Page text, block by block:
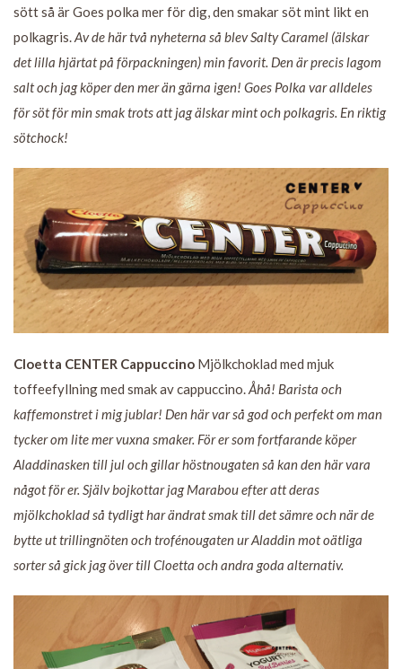
sött så är Goes polka mer för dig, den smakar söt mint likt en
polkagris.Av de här två nyheterna så blev Salty Caramel (älskar
det lilla hjärtat på förpackningen) min favorit. Den är precis lagom
salt och jag köper den mer än gärna igen! Goes Polka var alldeles
för söt för min smak trots att jag älskar mint och polkagris. En riktig
sötchock!
Cloetta CENTER Cappuccino Mjölkchoklad med mjuk
toffeefyllning med smak av cappuccino. Åhå! Barista och
kaffemonstret i mig jublar! Den här var så god och perfekt om man
tycker om lite mer vuxna smaker. För er som fortfarande köper
Aladdinasken till jul och gillar höstnougaten så kan den här vara
något för er. Själv bojkottar jag Marabou efter att deras
mjölkchoklad så tydligt har ändrat smak till det sämre och när de
bytte ut trillingnöten och trofénougaten ur Aladdin mot oätliga
sorter så gick jag över till Cloetta och andra goda alternativ.